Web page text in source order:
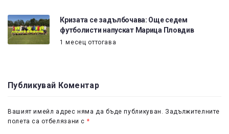
Кризата се задълбочава: Още седем
футболисти напускат Марица Пловдив
1 месец оттогава
Публикувай Коментар
Вашият имейл адрес няма да бъде публикуван. Задължителните
полета са отбелязани с *